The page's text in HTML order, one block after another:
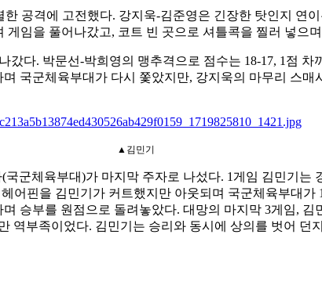
한 공격에 고전했다. 강지욱-김준영은 긴장한 탓인지 연
게임을 풀어나갔고, 코트 빈 곳으로 셔틀콕을 찔러 넣으며
갔다. 박문선-박희영의 맹추격으로 점수는 18-17, 1점 차
국군체육부대가 다시 쫓았지만, 강지욱의 마무리 스매
▲김민기
(국군체육부대)가 마지막 주자로 나섰다. 1게임 김민기는
어핀을 김민기가 커트했지만 아웃되며 국군체육부대가
승부를 원점으로 돌려놓았다. 대망의 마지막 3게임, 김
역부족이었다. 김민기는 승리와 동시에 상의를 벗어 던